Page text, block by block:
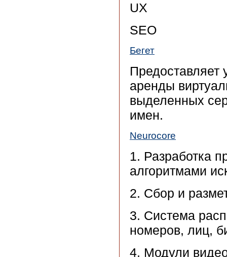
UX
SEO
Бегет
Предоставляет
аренды
выделенных
имен.
Neurocore
1. Разработка
алгоритмами
2. Сбор и
3. Система
номеров, лиц,
4. Модули